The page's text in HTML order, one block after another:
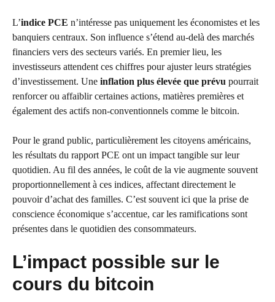
L’indice PCE n’intéresse pas uniquement les économistes et les
banquiers centraux. Son influence s’étend au-delà des marchés
financiers vers des secteurs variés. En premier lieu, les
investisseurs attendent ces chiffres pour ajuster leurs stratégies
d’investissement. Une inflation plus élevée que prévu pourrait
renforcer ou affaiblir certaines actions, matières premières et
également des actifs non-conventionnels comme le bitcoin.
Pour le grand public, particulièrement les citoyens américains,
les résultats du rapport PCE ont un impact tangible sur leur
quotidien. Au fil des années, le coût de la vie augmente souvent
proportionnellement à ces indices, affectant directement le
pouvoir d’achat des familles. C’est souvent ici que la prise de
conscience économique s’accentue, car les ramifications sont
présentes dans le quotidien des consommateurs.
L’impact possible sur le
cours du bitcoin